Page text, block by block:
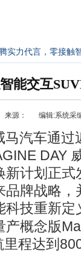
选车
实力代言，零接触
能交互
来源： 编辑:系统采
马汽车通
DAY
计划正式
牌战略
科技重新定
概念版
程达到